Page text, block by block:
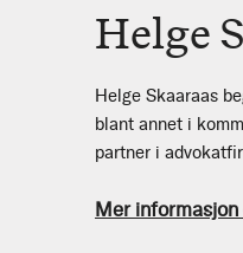
Helge
Helge Skaaraas
blant annet i
partner i
Mer